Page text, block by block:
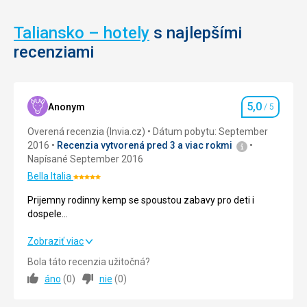
Cirkevné
stavby
Taliansko – hotely s najlepšími
recenziami
Anonym Hodnotenie
5,0 / 5
Overená recenzia (Invia.cz)
Dátum pobytu: September
2016
Recenzia vytvorená pred 3 a viac rokmi
Napísané September 2016
Bella ItaliaHodnotenie:
5/5
Prijemny rodinny kemp se spoustou zabavy pro deti i
dospele...
Prijemny rodinny kemp se spoustou zabavy pro deti i
dospele...
Strava
Zobraziť viac
Bola táto recenzia užitočná?
áno (0) nie (0)